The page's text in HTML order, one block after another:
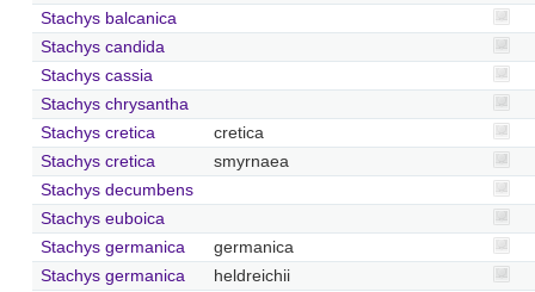
Stachys balcanica
Stachys candida
Stachys cassia
Stachys chrysantha
Stachys cretica
cretica
Stachys cretica
smyrnaea
Stachys decumbens
Stachys euboica
Stachys germanica
germanica
Stachys germanica
heldreichii